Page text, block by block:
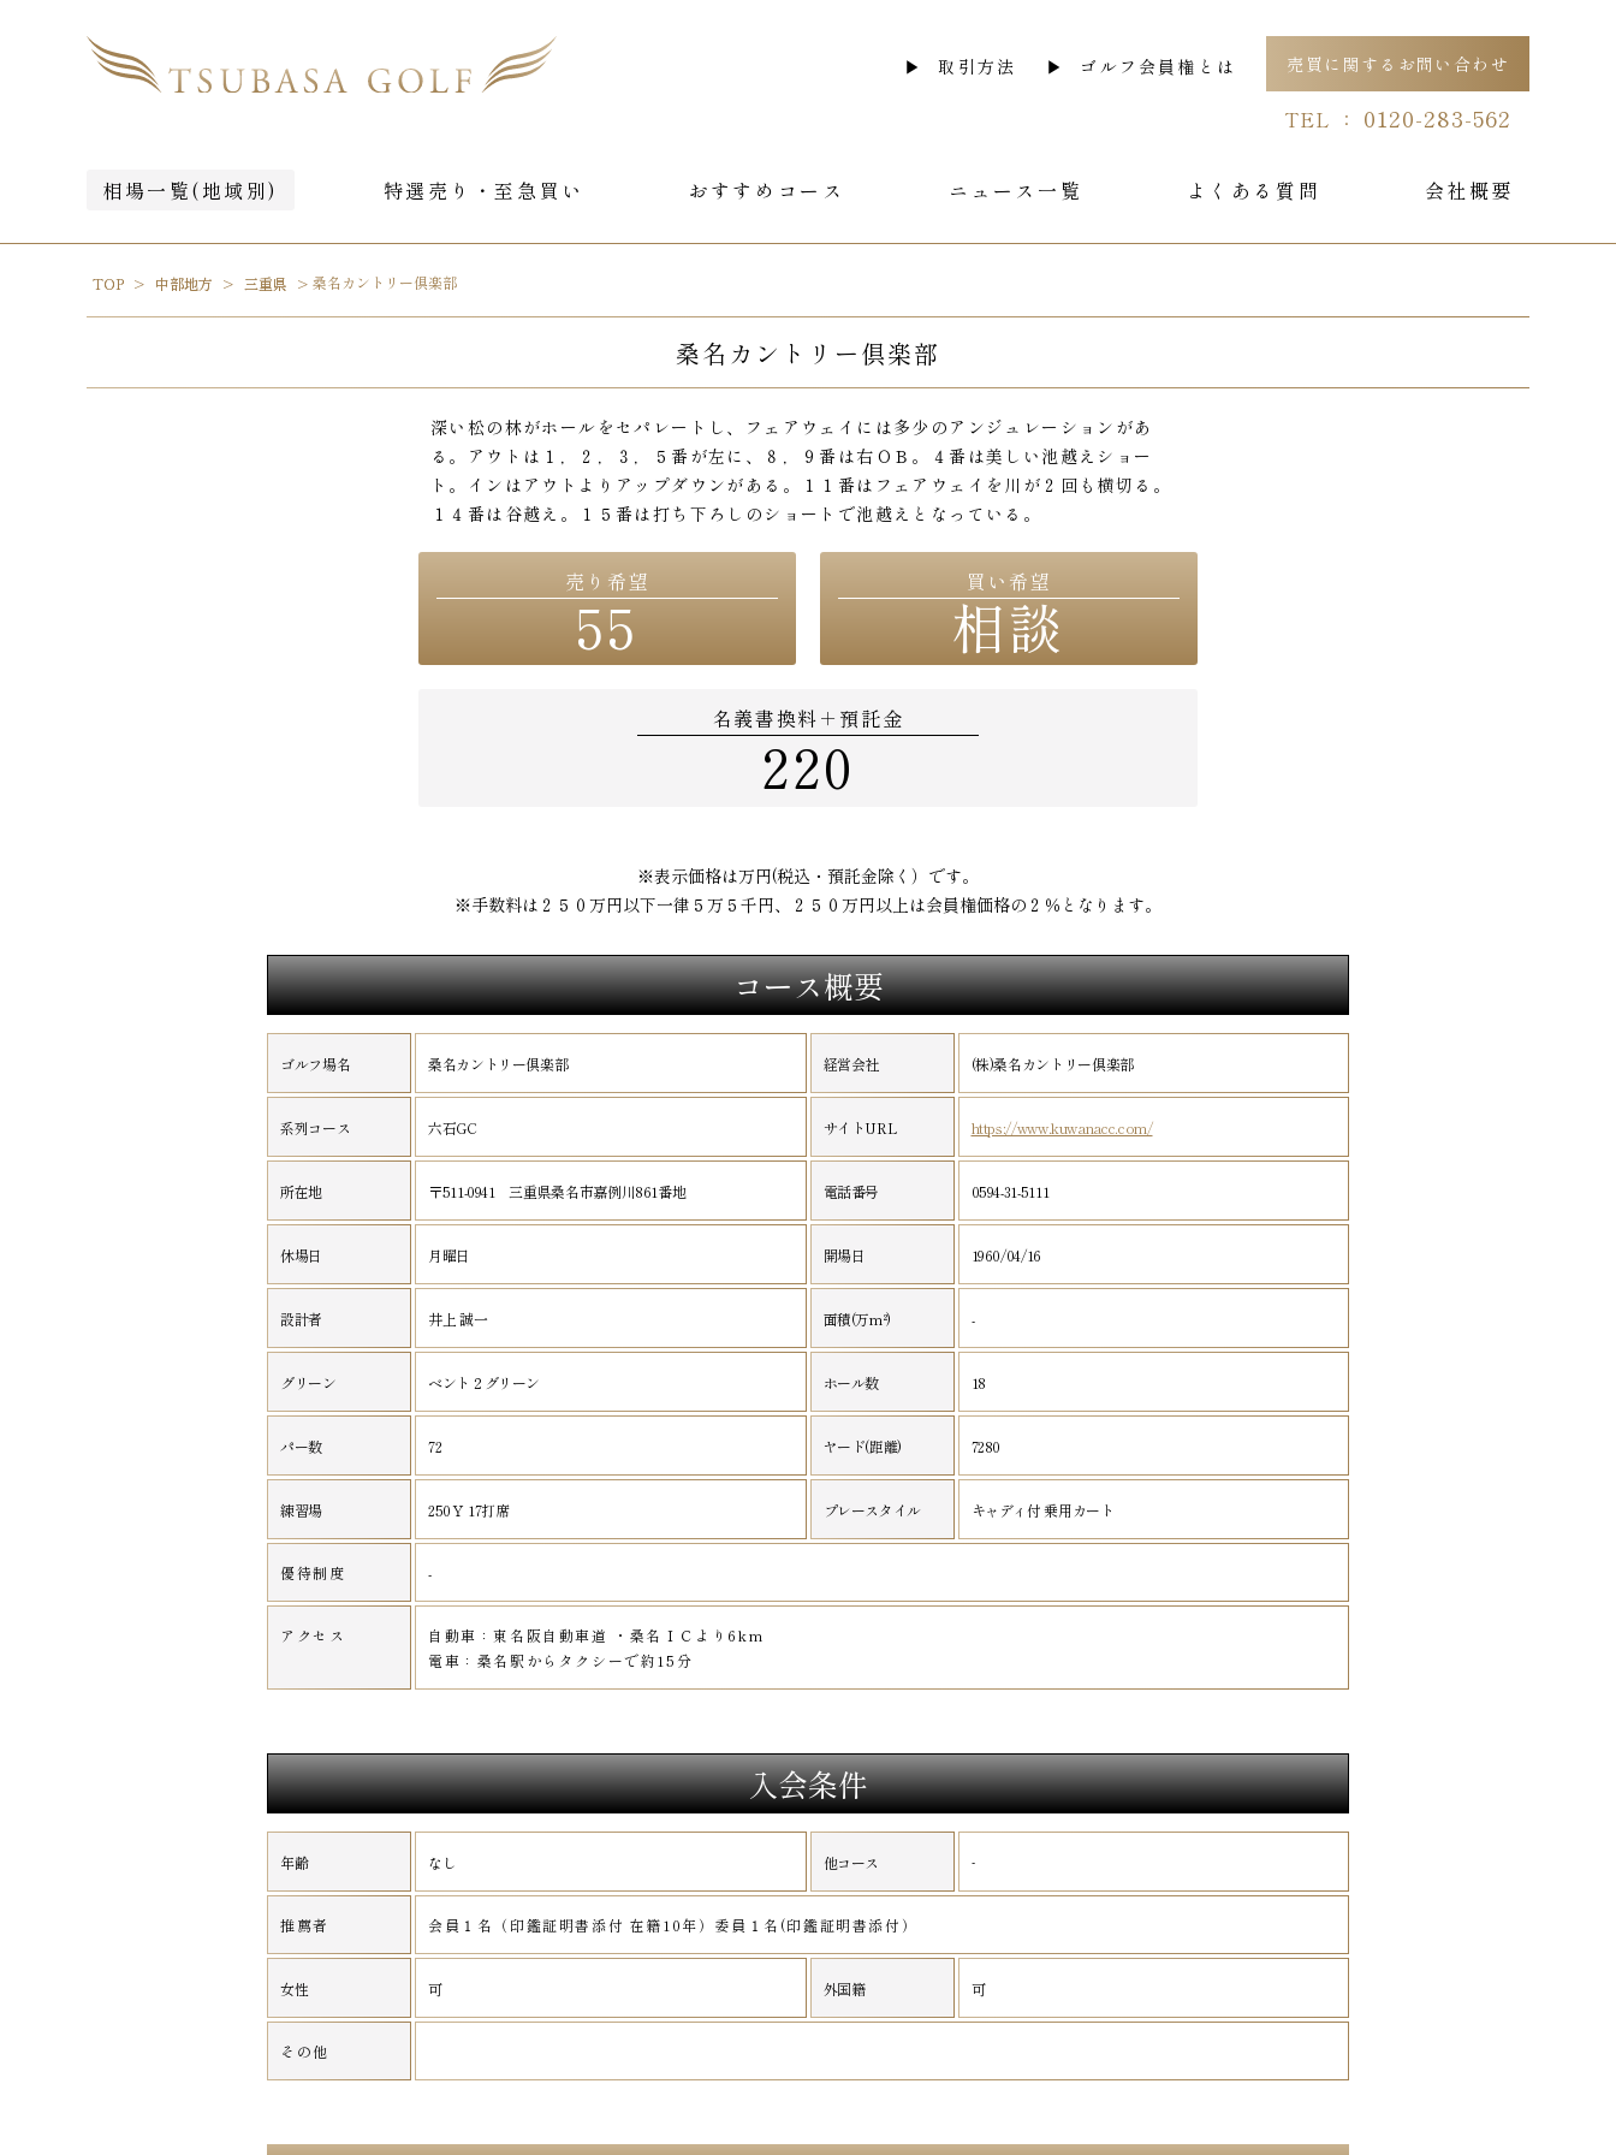
取引方法 ゴルフ会員権とは 売買に関するお問い合わせ
TEL ： 0120-283-562
相場一覧(地域別) 特選売り・至急買い おすすめコース ニュース一覧 よくある質問 会社概要
TOP 中部地方 三重県 桑名カントリー倶楽部
桑名カントリー倶楽部
深い松の林がホールをセパレートし、フェアウェイには多少のアンジュレーションがあ
る。アウトは１，２，３，５番が左に、８，９番は右ＯＢ。４番は美しい池越えショー
ト。インはアウトよりアップダウンがある。１１番はフェアウェイを川が２回も横切る。
１４番は谷越え。１５番は打ち下ろしのショートで池越えとなっている。
売り希望
55
買い希望
相談
名義書換料＋預託金
220
※表示価格は万円(税込・預託金除く）です。
※手数料は２５０万円以下一律５万５千円、２５０万円以上は会員権価格の２％となります。
コース概要
ゴルフ場名 桑名カントリー倶楽部
系列コース 六石GC
所在地 〒511-0941 三重県桑名市嘉例川861番地
休場日 月曜日
設計者 井上 誠一
グリーン ベント２グリーン
パー数 72
練習場 250Ｙ 17打席
経営会社 (株)桑名カントリー倶楽部
サイトURL https://www.kuwanacc.com/
電話番号 0594-31-5111
開場日 1960/04/16
面積(万m²) -
ホール数 18
ヤード(距離) 7280
プレースタイル キャディ付 乗用カート
優待制度 -
アクセス
自動車：東名阪自動車道 ・桑名ＩＣより6km
電車：桑名駅からタクシーで約15分
入会条件
年齢 なし 他コース -
推薦者 会員１名（印鑑証明書添付 在籍10年）委員１名(印鑑証明書添付）
女性 可 外国籍 可
その他